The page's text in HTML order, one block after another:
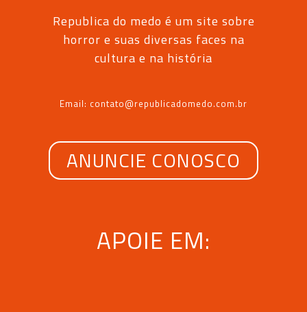
Republica do medo é um site sobre
horror e suas diversas faces na
cultura e na história
Email: contato@republicadomedo.com.br
ANUNCIE CONOSCO
APOIE EM: